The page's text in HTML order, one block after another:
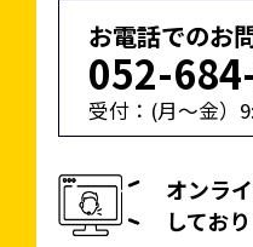
お電話でのお
052-
受付：(月〜金）
オンラ
しており